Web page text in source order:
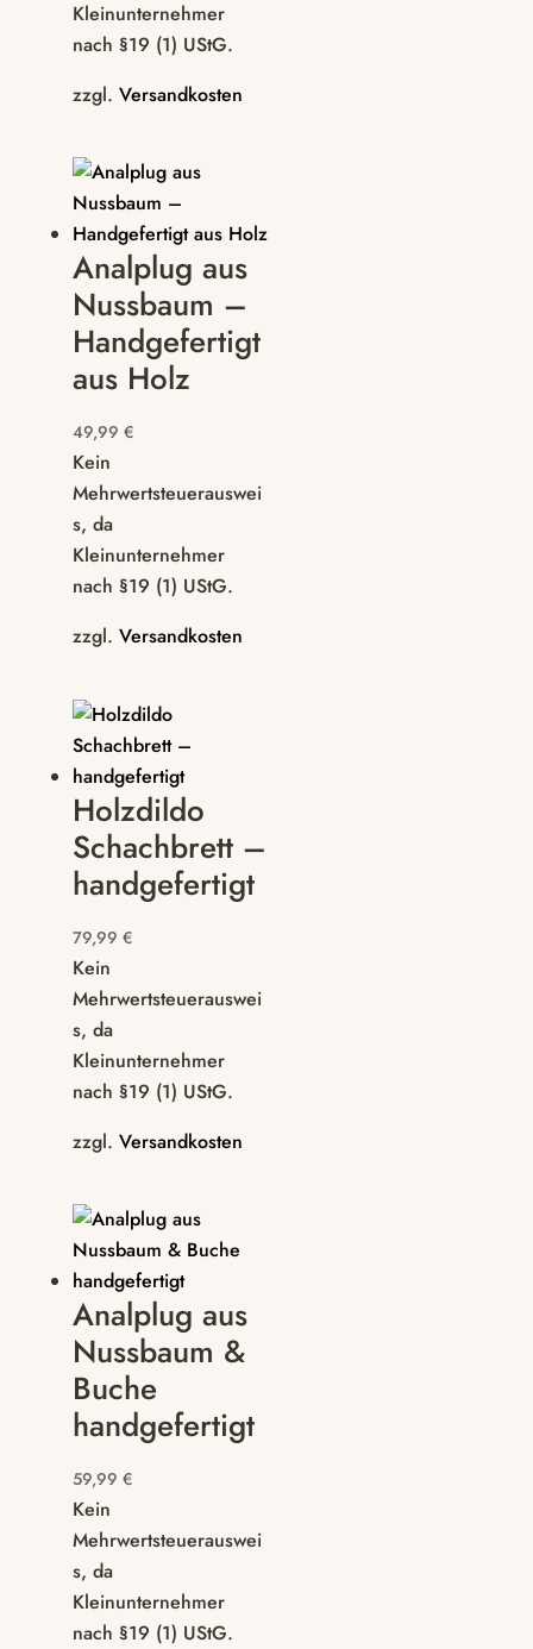
Kleinunternehmer
nach §19 (1) UStG.
zzgl. Versandkosten
Analplug aus
Nussbaum –
Handgefertigt
aus Holz
49,99 €
Kein
Mehrwertsteuerauswei
s, da
Kleinunternehmer
nach §19 (1) UStG.
zzgl. Versandkosten
Holzdildo
Schachbrett –
handgefertigt
79,99 €
Kein
Mehrwertsteuerauswei
s, da
Kleinunternehmer
nach §19 (1) UStG.
zzgl. Versandkosten
Analplug aus
Nussbaum &
Buche
handgefertigt
59,99 €
Kein
Mehrwertsteuerauswei
s, da
Kleinunternehmer
nach §19 (1) UStG.